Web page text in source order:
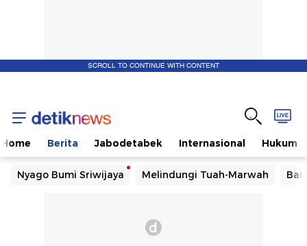
SCROLL TO CONTINUE WITH CONTENT
Home Berita Jabodetabek Internasional Hukum
Nyago Bumi Sriwijaya Melindungi Tuah-Marwah